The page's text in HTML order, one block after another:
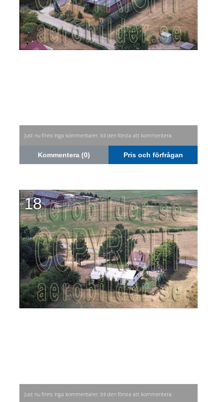
Just nu finns inga kommentarer, bli den första att kommentera.
Kommentera (0) Pris och förfrågan
18
Just nu finns inga kommentarer, bli den första att kommentera.